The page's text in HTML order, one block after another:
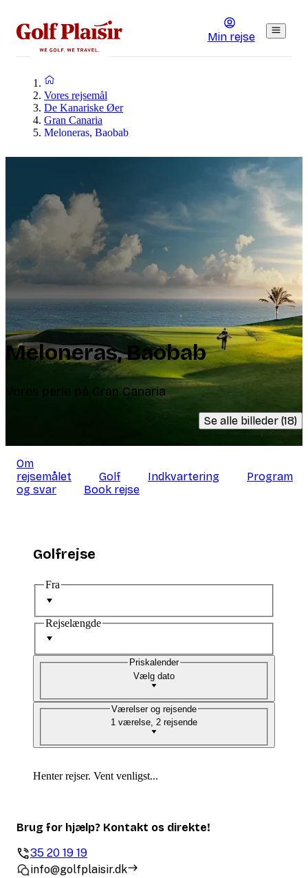
Min rejse
Vores rejsemål
De Kanariske Øer
Gran Canaria
Meloneras, Baobab
Meloneras, Baobab
Vores perle på Gran Canaria
Se alle billeder (18)
Om
rejsemålet
Golf Indkvartering
Program
og svar
Book rejse
Golfrejse
Fra
Rejselængde
Vælg dato
Priskalender
1 værelse, 2 rejsende
Værelser og rejsende
Henter rejser. Vent venligst...
Brug for hjælp? Kontakt os direkte!
35 20 19 19
info@golfplaisir.dk